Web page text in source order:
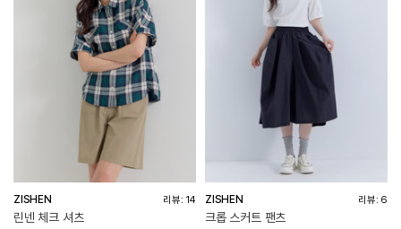
ZISHEN 리뷰: 14
린넨 체크 셔츠
ZISHEN 리뷰: 6
크롭 스커트 팬츠